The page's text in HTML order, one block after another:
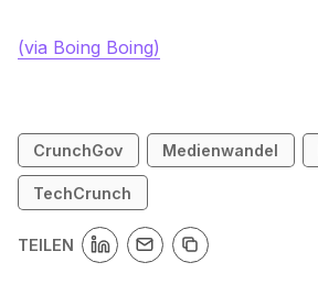
(via Boing Boing)
CrunchGov Medienwandel
TechCrunch
TEILEN